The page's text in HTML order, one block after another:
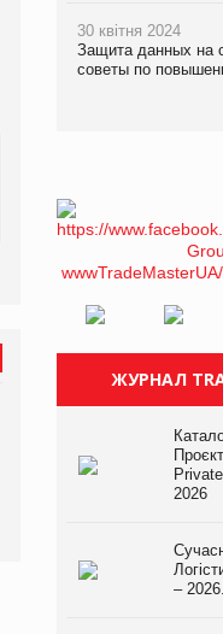
EVA.UA запустила
кампанію «Хто б знав»
асортимент, якого
не очікують побачити на
30 квітня 2024
Защита данных на
советы по
ЖУРНАЛ
2026
–